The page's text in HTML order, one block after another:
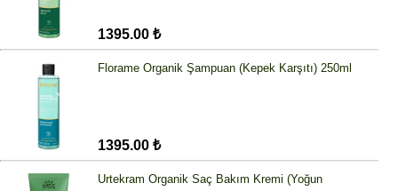
1395.00 ₺
Florame Organik Şampuan (Kepek Karşıtı) 250ml
1395.00 ₺
Urtekram Organik Saç Bakım Kremi (Yoğun